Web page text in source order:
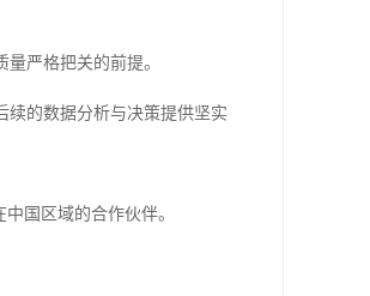
严格把关的前提。
续的数据分析与决策提供坚实
国区域的合作伙伴。